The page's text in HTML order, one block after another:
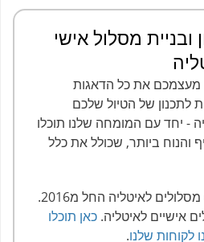
ובניית מסלול אישי
מעצמכם את כל הדאגות
לתכנון של הטיול שלכם
- יחד עם המומחה שלנו תוכלו
והנוח ביותר, שכולל את כלל
אנחנו מתעסקים בבניית מסלולים לאיטליה החל מ2016.
כאן תוכלו
לקוחות שלנו.